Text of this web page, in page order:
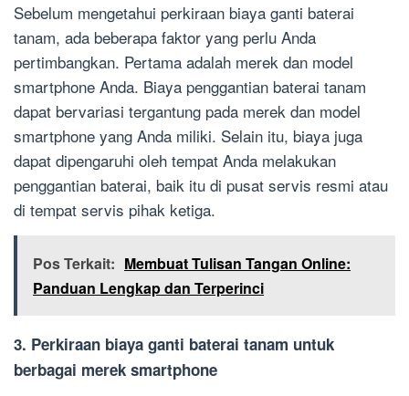
Sebelum mengetahui perkiraan biaya ganti baterai
tanam, ada beberapa faktor yang perlu Anda
pertimbangkan. Pertama adalah merek dan model
smartphone Anda. Biaya penggantian baterai tanam
dapat bervariasi tergantung pada merek dan model
smartphone yang Anda miliki. Selain itu, biaya juga
dapat dipengaruhi oleh tempat Anda melakukan
penggantian baterai, baik itu di pusat servis resmi atau
di tempat servis pihak ketiga.
Pos Terkait: Membuat Tulisan Tangan Online:
Panduan Lengkap dan Terperinci
3. Perkiraan biaya ganti baterai tanam untuk
berbagai merek smartphone